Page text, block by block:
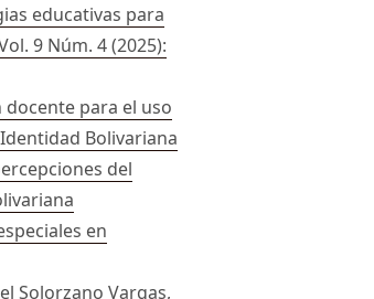
educativas para
9 Núm. 4 (2025):
para el uso
Bolivariana
del
en
Solorzano Vargas,